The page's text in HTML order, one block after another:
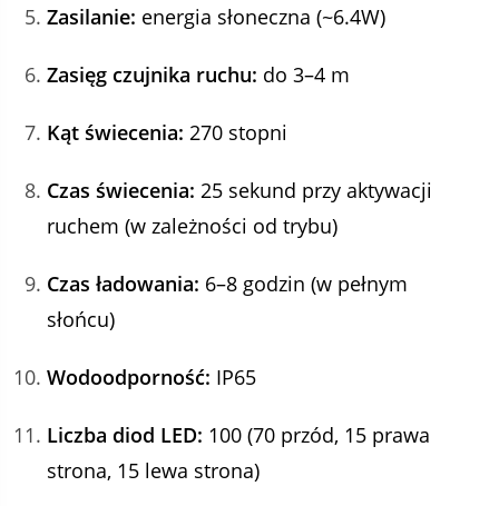
Zasilanie: energia słoneczna (~6.4W)
Zasięg czujnika ruchu: do 3–4 m
Kąt świecenia: 270 stopni
Czas świecenia: 25 sekund przy aktywacji
ruchem (w zależności od trybu)
Czas ładowania: 6–8 godzin (w pełnym
słońcu)
Wodoodporność: IP65
Liczba diod LED: 100 (70 przód, 15 prawa
strona, 15 lewa strona)